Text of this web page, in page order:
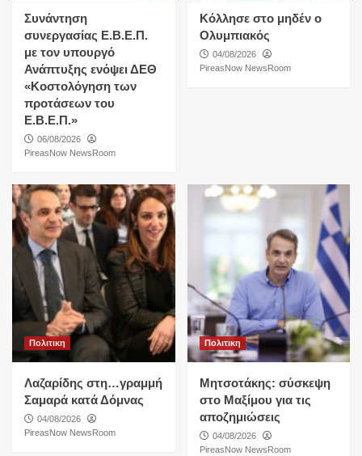
Συνάντηση
συνεργασίας Ε.Β.Ε.Π.
με τον υπουργό
Ανάπτυξης ενόψει ΔΕΘ
«Κοστολόγηση των
προτάσεων του
Ε.Β.Ε.Π.»
06/08/2026
PireasNow NewsRoom
Κόλλησε στο μηδέν ο
Ολυμπιακός
04/08/2026
PireasNow NewsRoom
Πολιτικη
Λαζαρίδης στη…γραμμή
Σαμαρά κατά Δόμνας
04/08/2026
PireasNow NewsRoom
Πολιτικη
Μητσοτάκης: σύσκεψη
στο Μαξίμου για τις
αποζημιώσεις
04/08/2026
PireasNow NewsRoom